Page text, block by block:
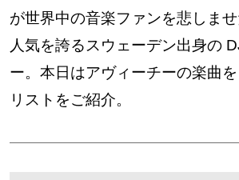
が世界中の音楽ファンを悲しま
人気を誇るスウェーデン出身の
ー。本日はアヴィーチーの楽曲
リストをご紹介。